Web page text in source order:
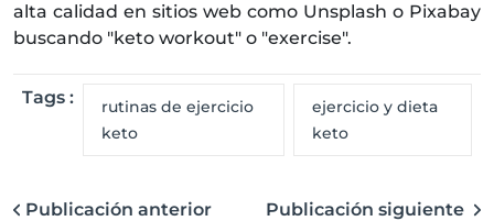
alta calidad en sitios web como Unsplash o Pixabay
buscando "keto workout" o "exercise".
Tags :
rutinas de ejercicio
keto
ejercicio y dieta
keto
Publicación anterior Publicación siguiente